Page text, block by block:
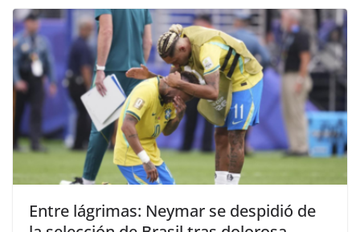
Entre lágrimas: Neymar se despidió de